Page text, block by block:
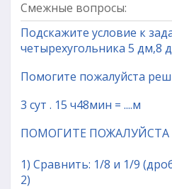
Смежные вопросы:
Подскажите условие к
четырехугольника 5 дм,8
Помогите пожалуйста
3 сут . 15 ч48мин = ....м
ПОМОГИТЕ ПОЖАЛУЙСТА
1) Сравнить: 1/8 и 1/9
2)